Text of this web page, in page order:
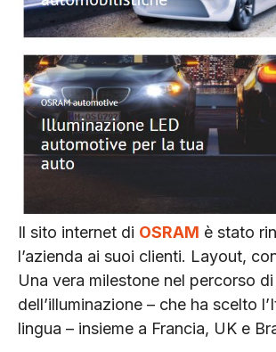
Il sito internet di OSRAM è stato
l’azienda ai suoi clienti. Layout,
Una vera milestone nel percorso
dell’illuminazione – che ha scelto
lingua – insieme a Francia, UK e